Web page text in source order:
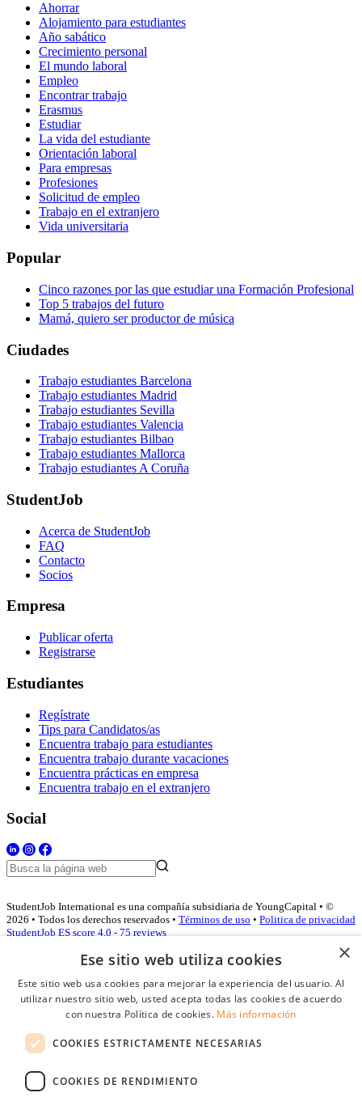
Ahorrar
Alojamiento para estudiantes
Año sabático
Crecimiento personal
El mundo laboral
Empleo
Encontrar trabajo
Erasmus
Estudiar
La vida del estudiante
Orientación laboral
Para empresas
Profesiones
Solicitud de empleo
Trabajo en el extranjero
Vida universitaria
Popular
Cinco razones por las que estudiar una Formación Profesional
Top 5 trabajos del futuro
Mamá, quiero ser productor de música
Ciudades
Trabajo estudiantes Barcelona
Trabajo estudiantes Madrid
Trabajo estudiantes Sevilla
Trabajo estudiantes Valencia
Trabajo estudiantes Bilbao
Trabajo estudiantes Mallorca
Trabajo estudiantes A Coruña
StudentJob
Acerca de StudentJob
FAQ
Contacto
Socios
Empresa
Publicar oferta
Registrarse
Estudiantes
Regístrate
Tips para Candidatos/as
Encuentra trabajo para estudiantes
Encuentra trabajo durante vacaciones
Encuentra prácticas en empresa
Encuentra trabajo en el extranjero
Social
StudentJob International es una compañía subsidiaria de YoungCapital • ©
2026 • Todos los derechos reservados • Términos de uso • Politica de privacidad
StudentJob ES score 4.0 - 75 reviews
Acceso empresas
Contraseña
Recordarme
×
Ese sitio web utiliza cookies
Este sitio web usa cookies para mejorar la experiencia del usuario. Al
utilizar nuestro sitio web, usted acepta todas las cookies de acuerdo
con nuestra Política de cookies. Más información
COOKIES ESTRICTAMENTE NECESARIAS
COOKIES DE RENDIMIENTO